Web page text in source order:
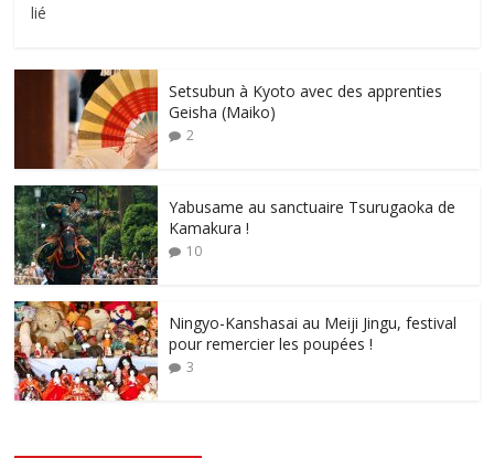
lié
Setsubun à Kyoto avec des apprenties
Geisha (Maiko)
2
Yabusame au sanctuaire Tsurugaoka de
Kamakura !
10
Ningyo-Kanshasai au Meiji Jingu, festival
pour remercier les poupées !
3